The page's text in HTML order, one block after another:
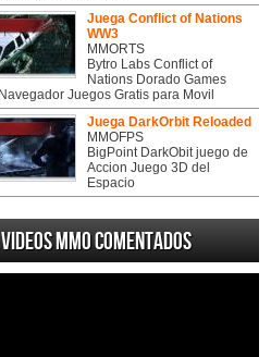
Juega Conflict of Nations
WW3
MMORTS
Bytro Labs Conflict of
Nations Dorado Games
Juegos Gratis para Movil
Juega DarkOrbit Reloaded
MMOFPS
BigPoint DarkObit juego de
Accion Juego 3D del
Espacio
Videos MMO Comentados